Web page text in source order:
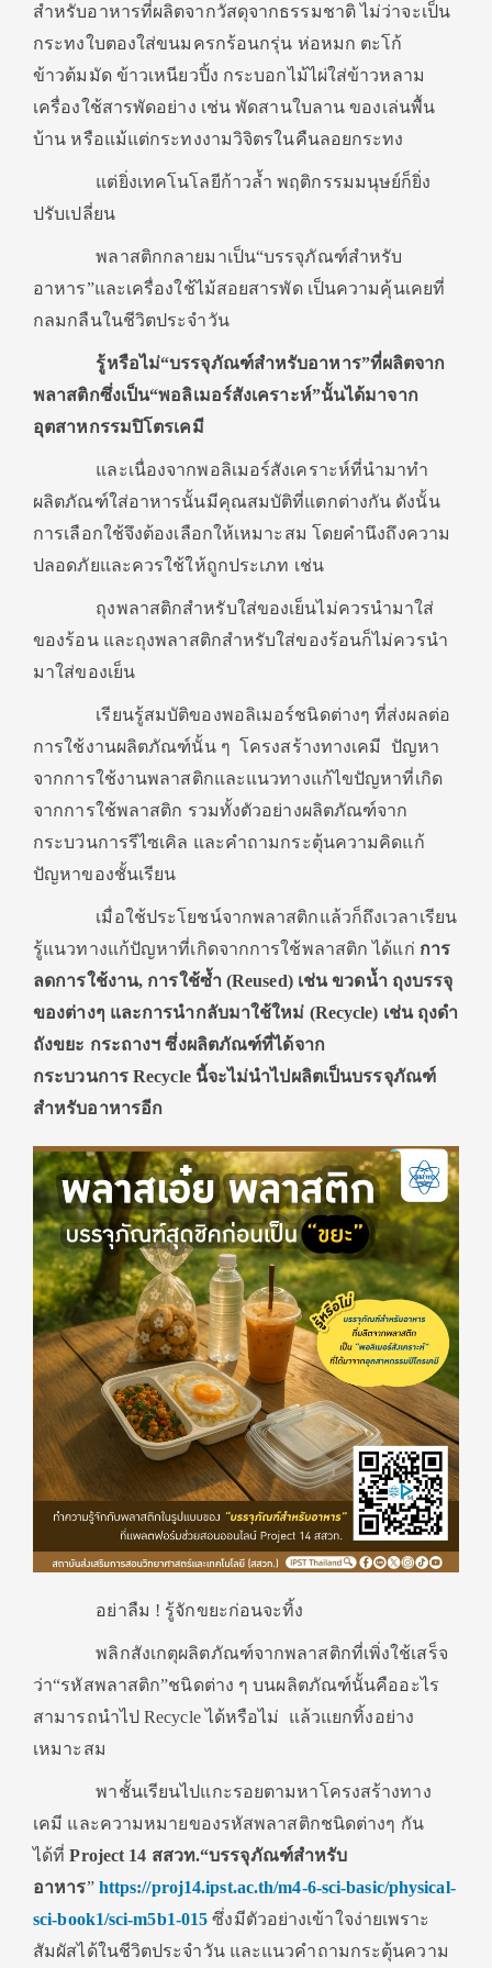
สำหรับอาหารที่ผลิตจากวัสดุจากธรรมชาติ ไม่ว่าจะเป็น
กระทงใบตองใส่ขนมครกร้อนกรุ่น ห่อหมก ตะโก้
ข้าวต้มมัด ข้าวเหนียวปิ้ง กระบอกไม้ไผ่ใส่ข้าวหลาม
เครื่องใช้สารพัดอย่าง เช่น พัดสานใบลาน ของเล่นพื้น
บ้าน หรือแม้แต่กระทงงามวิจิตรในคืนลอยกระทง
แต่ยิ่งเทคโนโลยีก้าวล้ำ พฤติกรรมมนุษย์ก็ยิ่ง
ปรับเปลี่ยน
พลาสติกกลายมาเป็น“บรรจุภัณฑ์สำหรับ
อาหาร”และเครื่องใช้ไม้สอยสารพัด เป็นความคุ้นเคยที่
กลมกลืนในชีวิตประจำวัน
รู้หรือไม่“บรรจุภัณฑ์สำหรับอาหาร”ที่ผลิตจาก
พลาสติกซึ่งเป็น“พอลิเมอร์สังเคราะห์”นั้นได้มาจาก
อุตสาหกรรมปิโตรเคมี
และเนื่องจากพอลิเมอร์สังเคราะห์ที่นำมาทำ
ผลิตภัณฑ์ใส่อาหารนั้นมีคุณสมบัติที่แตกต่างกัน ดังนั้น
การเลือกใช้จึงต้องเลือกให้เหมาะสม โดยคำนึงถึงความ
ปลอดภัยและควรใช้ให้ถูกประเภท เช่น
ถุงพลาสติกสำหรับใส่ของเย็นไม่ควรนำมาใส่
ของร้อน และถุงพลาสติกสำหรับใส่ของร้อนก็ไม่ควรนำ
มาใส่ของเย็น
เรียนรู้สมบัติของพอลิเมอร์ชนิดต่างๆ ที่ส่งผลต่อ
การใช้งานผลิตภัณฑ์นั้น ๆ โครงสร้างทางเคมี ปัญหา
จากการใช้งานพลาสติกและแนวทางแก้ไขปัญหาที่เกิด
จากการใช้พลาสติก รวมทั้งตัวอย่างผลิตภัณฑ์จาก
กระบวนการรีไซเคิล และคำถามกระตุ้นความคิดแก้
ปัญหาของชั้นเรียน
เมื่อใช้ประโยชน์จากพลาสติกแล้วก็ถึงเวลาเรียน
รู้แนวทางแก้ปัญหาที่เกิดจากการใช้พลาสติก ได้แก่ การ
ลดการใช้งาน, การใช้ซ้ำ (Reused) เช่น ขวดน้ำ ถุงบรรจุ
ของต่างๆ และการนำกลับมาใช้ใหม่ (Recycle) เช่น ถุงดำ
ถังขยะ กระถางฯ ซึ่งผลิตภัณฑ์ที่ได้จาก
กระบวนการ Recycle นี้จะไม่นำไปผลิตเป็นบรรจุภัณฑ์
สำหรับอาหารอีก
อย่าลืม ! รู้จักขยะก่อนจะทิ้ง
พลิกสังเกตุผลิตภัณฑ์จากพลาสติกที่เพิ่งใช้เสร็จ
ว่า“รหัสพลาสติก”ชนิดต่าง ๆ บนผลิตภัณฑ์นั้นคืออะไร
สามารถนำไป Recycle ได้หรือไม่ แล้วแยกทิ้งอย่าง
เหมาะสม
พาชั้นเรียนไปแกะรอยตามหาโครงสร้างทาง
เคมี และความหมายของรหัสพลาสติกชนิดต่างๆ กัน
ได้ที่Project 14 สสวท.“บรรจุภัณฑ์สำหรับ
อาหาร” https://proj14.ipst.ac.th/m4-6-sci-basic/physical-
sci-book1/sci-m5b1-015 ซึ่งมีตัวอย่างเข้าใจง่ายเพราะ
สัมผัสได้ในชีวิตประจำวัน และแนวคำถามกระตุ้นความ